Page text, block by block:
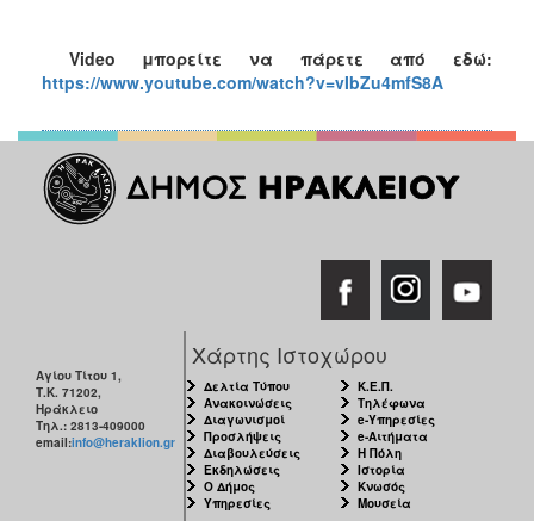
Video μπορείτε να πάρετε από εδώ:
https://www.youtube.com/watch?v=vIbZu4mfS8A
Αγίου Τίτου 1,
Τ.Κ. 71202,
Ηράκλειο
Τηλ.: 2813-409000
email:info@heraklion.gr
Χάρτης Ιστοχώρου
Δελτία Τύπου
Ανακοινώσεις
Διαγωνισμοί
Προσλήψεις
Διαβουλεύσεις
Εκδηλώσεις
Ο Δήμος
Υπηρεσίες
Κ.Ε.Π.
Τηλέφωνα
e-Υπηρεσίες
e-Αιτήματα
Η Πόλη
Ιστορία
Κνωσός
Μουσεία